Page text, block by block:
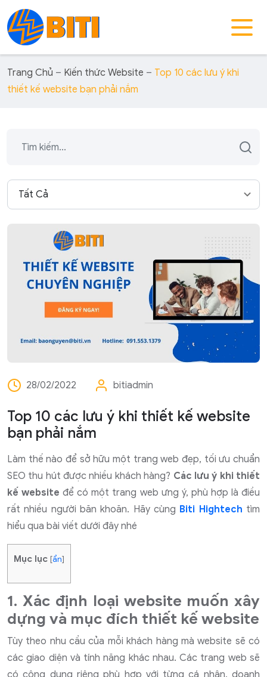
Trang Chủ – Kiến thức Website – Top 10 các lưu ý khi
thiết kế website bạn phải nắm
28/02/2022 bitiadmin
Top 10 các lưu ý khi thiết kế website
bạn phải nắm
Làm thế nào để sở hữu một trang web đẹp, tối ưu chuẩn
SEO thu hút được nhiều khách hàng? Các lưu ý khi thiết
kế website để có một trang web ưng ý, phù hợp là điều
rất nhiều người băn khoăn. Hãy cùng Biti Hightech tìm
hiểu qua bài viết dưới đây nhé
Mục lục [ẩn]
1. Xác định loại website muốn xây
dựng và mục đích thiết kế website
Tùy theo nhu cầu của mỗi khách hàng mà website sẽ có
các giao diện và tính năng khác nhau. Các trang web sẽ